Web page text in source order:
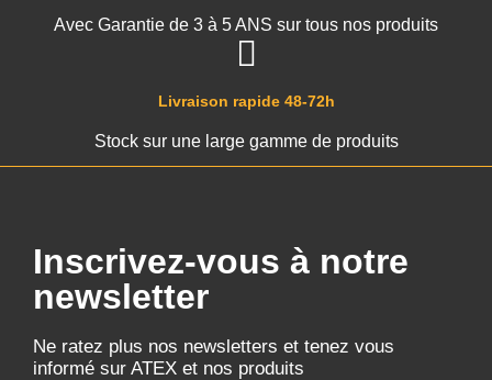
Livraison rapide 48-72h
Stock sur une large gamme de produits
Avec Garantie de 3 à 5 ANS sur tous nos produits
Inscrivez-vous à notre
newsletter
Ne ratez plus nos newsletters et tenez vous
informé sur ATEX et nos produits